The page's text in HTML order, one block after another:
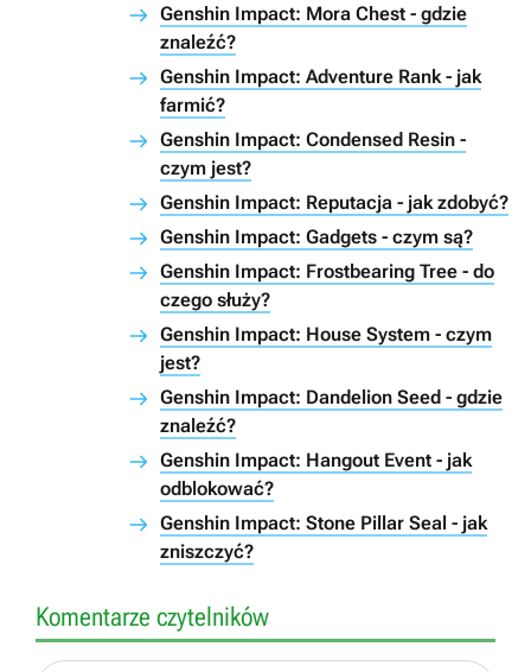
Genshin Impact: Mora Chest - gdzie
znaleźć?
Genshin Impact: Adventure Rank - jak
farmić?
Genshin Impact: Condensed Resin -
czym jest?
Genshin Impact: Reputacja - jak zdobyć?
Genshin Impact: Gadgets - czym są?
Genshin Impact: Frostbearing Tree - do
czego służy?
Genshin Impact: House System - czym
jest?
Genshin Impact: Dandelion Seed - gdzie
znaleźć?
Genshin Impact: Hangout Event - jak
odblokować?
Genshin Impact: Stone Pillar Seal - jak
zniszczyć?
Komentarze czytelników